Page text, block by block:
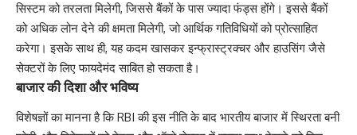
सिस्टम को तरलता मिलेगी, जिससे बैंकों के पास ज्यादा फंड्स होंगे। इससे बैंकों
को अधिक लोन देने की क्षमता मिलेगी, जो आर्थिक गतिविधियों को प्रोत्साहित
करेगा। इसके साथ ही, यह कदम खासकर इन्फ्रास्ट्रक्चर और हाउसिंग जैसे
सेक्टरों के लिए फायदेमंद साबित हो सकता है।
बाजार की दिशा और भविष्य
विशेषज्ञों का मानना है कि RBI की इस नीति के बाद भारतीय बाजार में स्थिरता बनी